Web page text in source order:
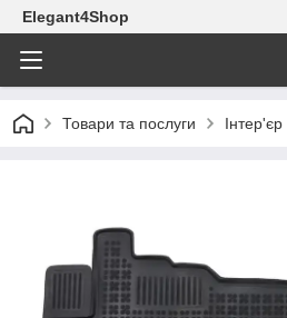
Elegant4Shop
Товари та послуги Інтер'єр